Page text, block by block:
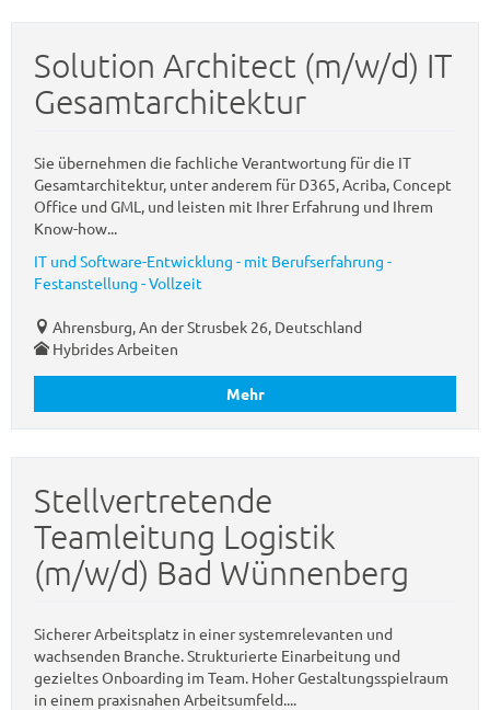
Solution Architect (m/w/d) IT
Gesamtarchitektur
Sie übernehmen die fachliche Verantwortung für die IT
Gesamtarchitektur, unter anderem für D365, Acriba, Concept
Office und GML, und leisten mit Ihrer Erfahrung und Ihrem
Know-how...
IT und Software-Entwicklung - mit Berufserfahrung -
Festanstellung - Vollzeit
Ahrensburg, An der Strusbek 26, Deutschland
Hybrides Arbeiten
Mehr
Stellvertretende
Teamleitung Logistik
(m/w/d) Bad Wünnenberg
Sicherer Arbeitsplatz in einer systemrelevanten und
wachsenden Branche. Strukturierte Einarbeitung und
gezieltes Onboarding im Team. Hoher Gestaltungsspielraum
in einem praxisnahen Arbeitsumfeld....